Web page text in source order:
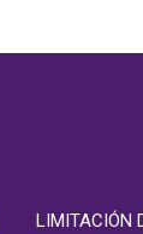
LIMITACIÓN